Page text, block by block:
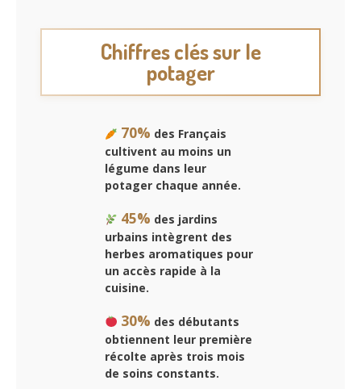
Chiffres clés sur le
potager
70% des Français
cultivent au moins un
légume dans leur
potager chaque année.
45% des jardins
urbains intègrent des
herbes aromatiques pour
un accès rapide à la
cuisine.
30% des débutants
obtiennent leur première
récolte après trois mois
de soins constants.